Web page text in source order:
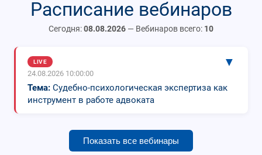
Расписание вебинаров
Сегодня:08.08.2026 — Вебинаров всего: 10
LIVE
24.08.2026 10:00:00
Тема: Судебно-психологическая экспертиза как
инструмент в работе адвоката
▼
Показать все вебинары